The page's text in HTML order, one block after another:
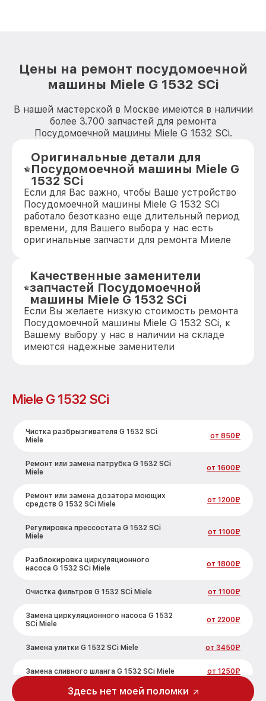
Цены на ремонт посудомоечной
машины Miele G 1532 SCi
В нашей мастерской в Москве имеются в наличии
более 3.700 запчастей для ремонта
Посудомоечной машины Miele G 1532 SCi.
Оригинальные детали для
Посудомоечной машины Miele G
1532 SCi
Если для Вас важно, чтобы Ваше устройство
Посудомоечной машины Miele G 1532 SCi
работало безотказно еще длительный период
времени, для Вашего выбора у нас есть
оригинальные запчасти для ремонта Миеле
Качественные заменители
запчастей Посудомоечной
машины Miele G 1532 SCi
Если Вы желаете низкую стоимость ремонта
Посудомоечной машины Miele G 1532 SCi, к
Вашему выбору у нас в наличии на складе
имеются надежные заменители
Miele G 1532 SCi
Чистка разбрызгивателя G 1532 SCi
Miele
от 850₽
Ремонт или замена патрубка G 1532 SCi
Miele
от 1600₽
Ремонт или замена дозатора моющих
средств G 1532 SCi Miele
от 1200₽
Регулировка прессостата G 1532 SCi
Miele
от 1100₽
Разблокировка циркуляционного
насоса G 1532 SCi Miele
от 1800₽
Очистка фильтров G 1532 SCi Miele от 1100₽
Замена циркуляционного насоса G 1532
SCi Miele
от 2200₽
Замена улитки G 1532 SCi Miele от 3450₽
Замена сливного шланга G 1532 SCi Miele от 1250₽
Замена сливного насоса G 1532 SCi Miele
Здесь нет моей поломки